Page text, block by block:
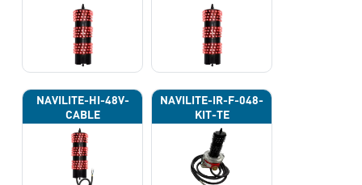
NAVILITE-HI-48V-
CABLE
NAVILITE-IR-F-048-
KIT-TE